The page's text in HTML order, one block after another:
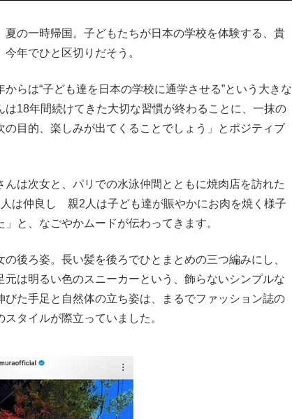
の一時帰国。子どもたちが日本の学校を体験する、貴
年でひと区切りだそう。
らは“子ども達を日本の学校に通学させる”という大きな
18年間続けてきた大切な習慣が終わることに、一抹の
目的、楽しみが出てくることでしょう」とポジティブ
は次女と、パリでの水泳仲間とともに焼肉店を訪れた
は仲良し 親2人は子ども達が賑やかにお肉を焼く様子
と、なごやかムードが伝わってきます。
後ろ姿。長い髪を後ろでひとまとめの三つ編みにし、
は明るい色のスニーカーという、飾らないシンプルな
た手足と自然体の立ち姿は、まるでファッション誌の
タイルが際立っていました。